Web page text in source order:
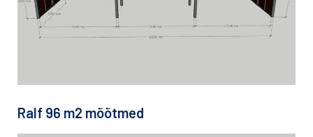
Ralf 96 m2 mõõtmed